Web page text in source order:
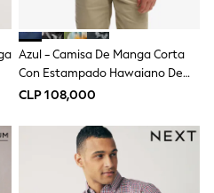
Azul - Camisa De Manga Corta
Con Estampado Hawaiano De
Superdry
CLP 108,000